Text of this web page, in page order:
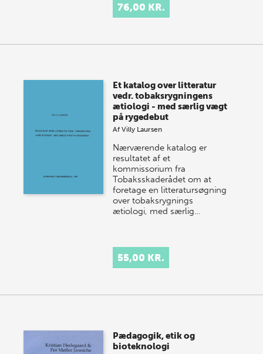
76,00 KR.
Et katalog over litteratur
vedr. tobaksrygningens
ætiologi - med særlig vægt
på rygedebut
AfVilly Laursen
Nærværende katalog er
resultatet af et
kommissorium fra
Tobaksskaderådet om at
foretage en litteratursøgning
over tobaksrygnings
ætiologi, med særlig…
55,00 KR.
Pædagogik, etik og
bioteknologi